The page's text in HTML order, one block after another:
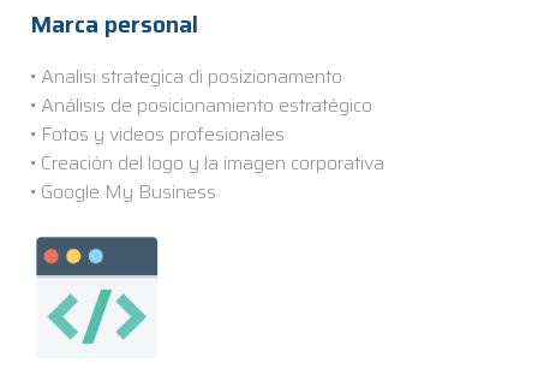
Marca personal
• Analisi strategica di posizionamento
• Análisis de posicionamiento estratégico
• Fotos y videos profesionales
• Creación del logo y la imagen corporativa
• Google My Business